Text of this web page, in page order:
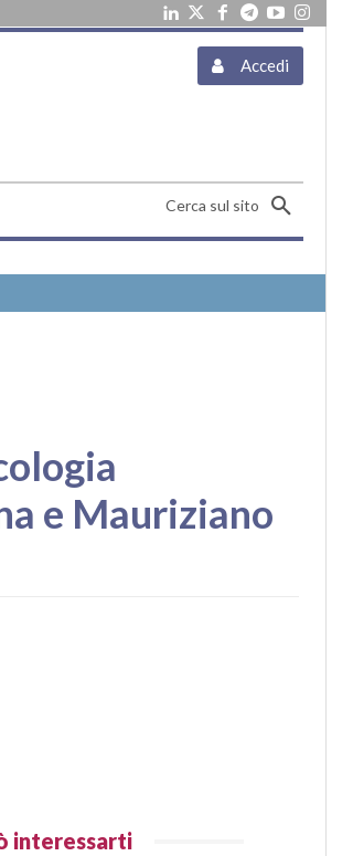
Accedi
Cerca sul sito
e Mauriziano
interessarti